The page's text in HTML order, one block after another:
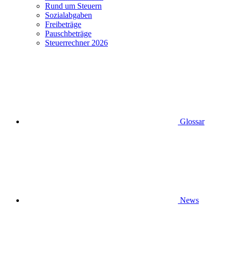
Rund um Steuern
Sozialabgaben
Freibeträge
Pauschbeträge
Steuerrechner 2026
Glossar
News